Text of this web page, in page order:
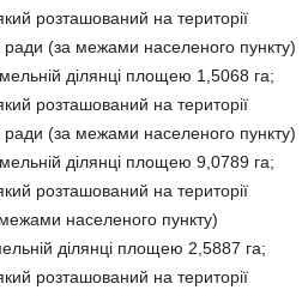
розташований на території
ради (за межами населеного пункту)
ділянці площею 1,5068 га;
розташований на території
ради (за межами населеного пункту)
ділянці площею 9,0789 га;
розташований на території
межами населеного пункту)
ділянці площею 2,5887 га;
розташований на території